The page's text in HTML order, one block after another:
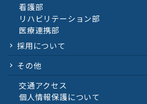
看護部
リハビリテーション部
医療連携部
採用について
その他
交通アクセス
個人情報保護について